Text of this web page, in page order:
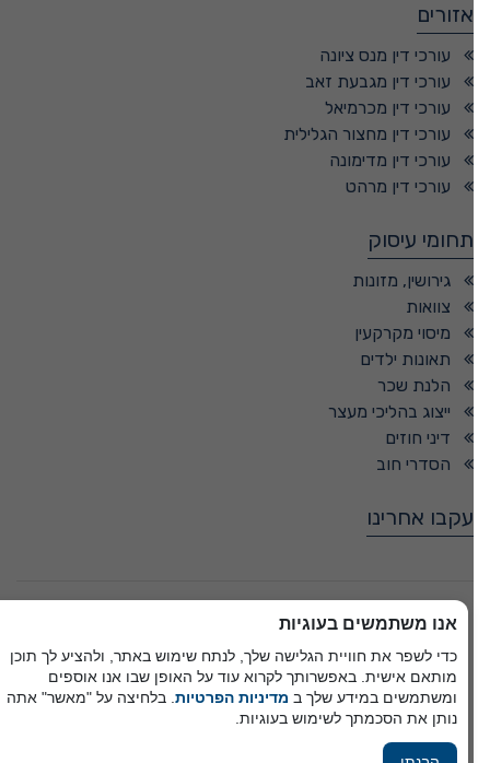
אזורים
עורכי דין מנס ציונה
עורכי דין מגבעת זאב
עורכי דין מכרמיאל
עורכי דין מחצור הגלילית
עורכי דין מדימונה
עורכי דין מרהט
תחומי עיסוק
גירושין, מזונות
צוואות
מיסוי מקרקעין
תאונות ילדים
הלנת שכר
ייצוג בהליכי מעצר
דיני חוזים
הסדרי חוב
עקבו אחרינו
פיתוח A&A Digital Agency
מביתאלמיר מערכות תוכנה
אנו משתמשים בעוגיות
כדי לשפר את חוויית הגלישה שלך, לנתח שימוש באתר, ולהציע לך תוכן
מותאם אישית. באפשרותך לקרוא עוד על האופן שבו אנו אוספים
ומשתמשים במידע שלך ב מדיניות הפרטיות. בלחיצה על "מאשר" אתה
נותן את הסכמתך לשימוש בעוגיות.